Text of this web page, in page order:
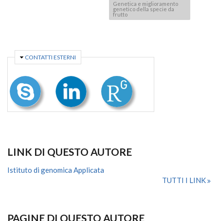
Genetica e miglioramento
genetico della specie da
frutto
NASCONDI
CONTATTI ESTERNI
LINK DI QUESTO AUTORE
Istituto di genomica Applicata
TUTTI I LINK
PAGINE DI QUESTO AUTORE